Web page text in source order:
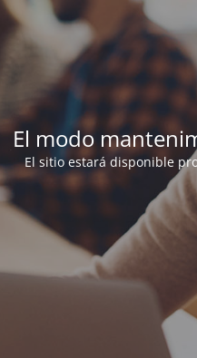
El modo
El sitio estará disponible